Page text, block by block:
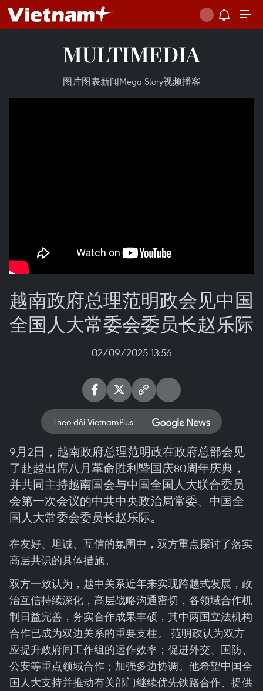
MULTIMEDIA
图片图表新闻Mega Story视频播客
越南政府总理范明政会见中国
全国人大常委会委员长赵乐际
02/09/2025 13:56
Theo dõi VietnamPlus
9月2日，越南政府总理范明政在政府总部会见
了赴越出席八月革命胜利暨国庆80周年庆典，
并共同主持越南国会与中国全国人大联合委员
会第一次会议的中共中央政治局常委、中国全
国人大常委会委员长赵乐际。
在友好、坦诚、互信的氛围中，双方重点探讨了落实
高层共识的具体措施。
双方一致认为，越中关系近年来实现跨越式发展，政
治互信持续深化，高层战略沟通密切，各领域合作机
制日益完善，务实合作成果丰硕，其中两国立法机构
合作已成为双边关系的重要支柱。 范明政认为双方
应提升政府间工作组的运作效率；促进外交、国防、
公安等重点领域合作；加强多边协调。他希望中国全
国人大支持并推动有关部门继续优先铁路合作、提供